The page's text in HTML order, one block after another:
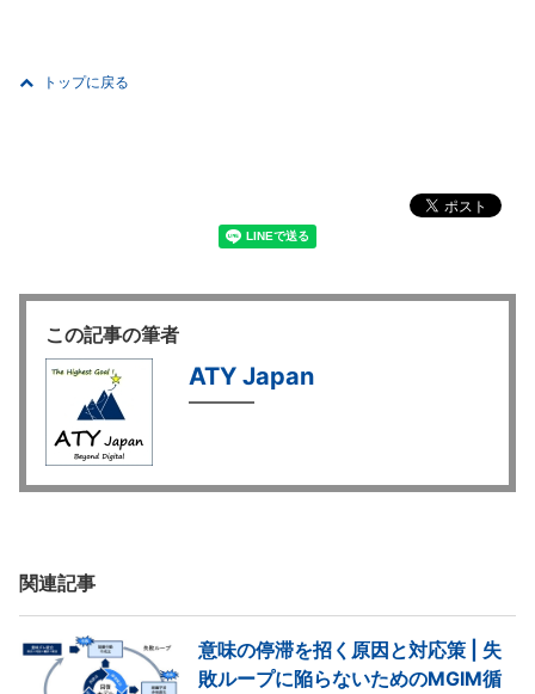
トップに戻る
この記事の筆者
ATY Japan
関連記事
意味の停滞を招く原因と対応策 | 失
敗ループに陥らないためのMGIM循